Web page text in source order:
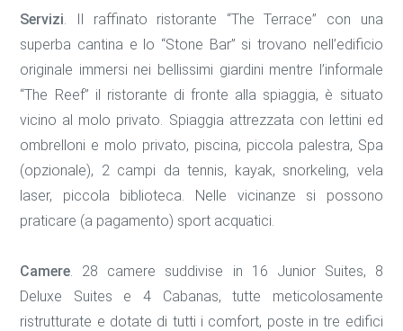
Servizi. Il raffinato ristorante “The Terrace” con una
superba cantina e lo “Stone Bar” si trovano nell’edificio
originale immersi nei bellissimi giardini mentre l’informale
“The Reef” il ristorante di fronte alla spiaggia, è situato
vicino al molo privato. Spiaggia attrezzata con lettini ed
ombrelloni e molo privato, piscina, piccola palestra, Spa
(opzionale), 2 campi da tennis, kayak, snorkeling, vela
laser, piccola biblioteca. Nelle vicinanze si possono
praticare (a pagamento) sport acquatici.
Camere. 28 camere suddivise in 16 Junior Suites, 8
Deluxe Suites e 4 Cabanas, tutte meticolosamente
ristrutturate e dotate di tutti i comfort, poste in tre edifici